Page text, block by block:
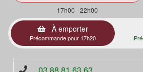
17h00 - 22h00
À emporter
Précommande pour 17h20